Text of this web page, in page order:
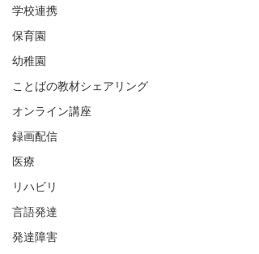
学校連携
保育園
幼稚園
ことばの教材シェアリング
オンライン講座
録画配信
医療
リハビリ
言語発達
発達障害